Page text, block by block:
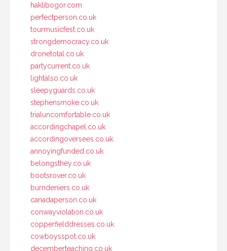
haklibogor.com
perfectperson.co.uk
tourmusicfest.co.uk
strongdemocracy.co.uk
dronetotal.co.uk
partycurrent.co.uk
lightalso.co.uk
sleepyguards.co.uk
stephensmoke.co.uk
trialuncomfortable.co.uk
accordingchapel.co.uk
accordingoversees.co.uk
annoyingfunded.co.uk
belongsthey.co.uk
bootsrover.co.uk
burndeniers.co.uk
canadaperson.co.uk
conwayviolation.co.uk
copperfielddresses.co.uk
cowboysspot.co.uk
decemberteaching.co.uk